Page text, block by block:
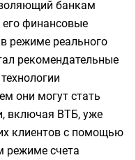
банкам
его финансовые
режиме реального
рекомендательные
они могут стать
включая ВТБ, уже
клиентов с помощью
режиме счета